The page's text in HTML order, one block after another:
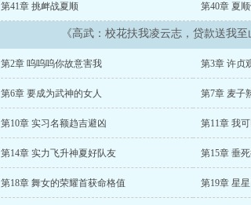
第41章 挑衅战夏顺 第40章 夏
《高武：校花扶我凌云志，贷款送我
第2章 呜呜呜你故意害我 第3章 许贞
第6章 要成为武神的女人 第7章 麦子
第10章 实习名额趋吉避凶 第11章 我
第14章 实力飞升神夏好队友 第15章 垂
第18章 舞女的荣耀首获命格值 第19章 星